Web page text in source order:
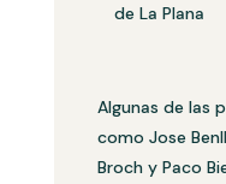
de La Plana
Algunas de las
como Jose
Broch y Paco